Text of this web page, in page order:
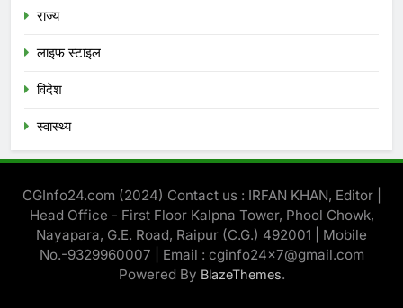
राज्य
लाइफ स्टाइल
विदेश
स्‍वास्‍थ्‍य
CGInfo24.com (2024) Contact us : IRFAN KHAN, Editor |
Head Office - First Floor Kalpna Tower, Phool Chowk,
Nayapara, G.E. Road, Raipur (C.G.) 492001 | Mobile
No.-9329960007 | Email : cginfo24x7@gmail.com
Powered By BlazeThemes.